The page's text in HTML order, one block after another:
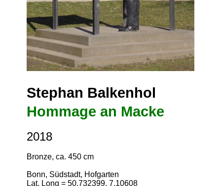
Stephan Balkenhol
Hommage an Macke
2018
Bronze, ca. 450 cm
Bonn, Südstadt, Hofgarten
Lat, Long = 50.732399, 7.10608